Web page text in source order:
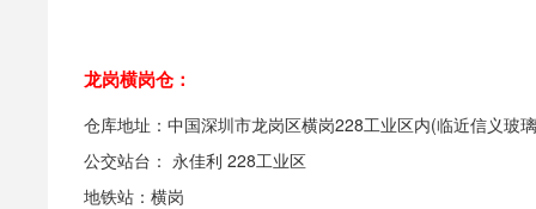
龙岗横岗仓：
仓库地址：中国深圳市龙岗区横岗228工业区内(临近信义玻
公交站台： 永佳利 228工业区
地铁站：横岗